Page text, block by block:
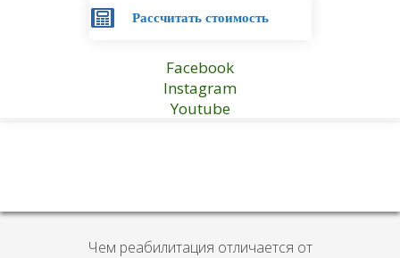
Рассчитать стоимость
Facebook
Instagram
Youtube
Чем реабилитация отличается от